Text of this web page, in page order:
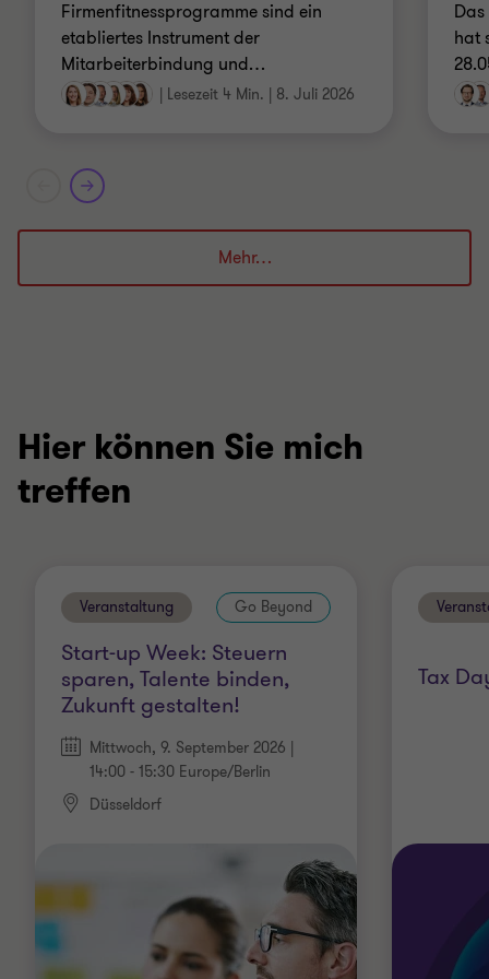
Firmenfitnessprogramme sind ein
etabliertes Instrument der
Mitarbeiterbindung und…
| Lesezeit 4 Min. | 8. Juli 2026
hat
Mehr…
Hier können Sie mich
treffen
Veranstaltung Go Beyond
Start-up Week: Steuern
sparen, Talente binden,
Zukunft gestalten!
Mittwoch, 9. September 2026 |
14:00 - 15:30 Europe/Berlin
Düsseldorf
Tax